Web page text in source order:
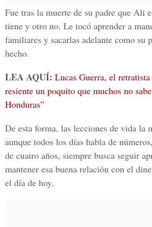
Fue tras la muerte de su padre que Ali
tiene y otro no. Le tocó aprender a
familiares y sacarlas adelante como su
hecho.
LEA AQUÍ: Lucas Guerra, el
resiente un poquito que muchos no
Honduras”
De esta forma, las lecciones de vida la
aunque todos los días habla de
de cuatro años, siempre busca seguir
mantener esa buena relación con el
el día de hoy.